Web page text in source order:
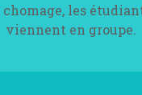
chomage, les
viennent en groupe.